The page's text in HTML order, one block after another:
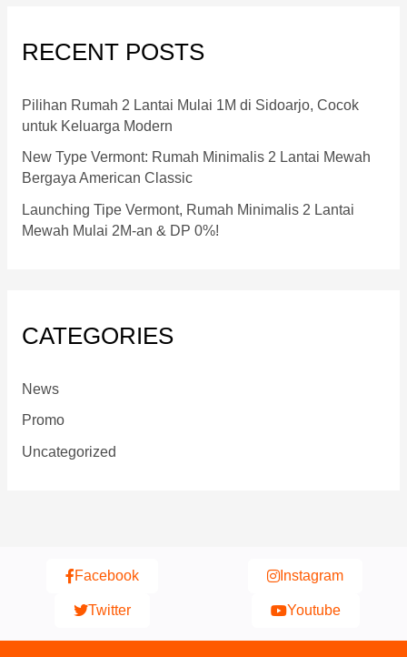
c
f
r
RECENT POSTS
Pilihan Rumah 2 Lantai Mulai 1M di Sidoarjo, Cocok
untuk Keluarga Modern
New Type Vermont: Rumah Minimalis 2 Lantai Mewah
Bergaya American Classic
Launching Tipe Vermont, Rumah Minimalis 2 Lantai
Mewah Mulai 2M-an & DP 0%!
CATEGORIES
News
Promo
Uncategorized
Facebook Instagram
Twitter Youtube